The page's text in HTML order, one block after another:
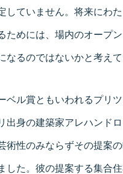
していません。将来にわ
ためには、場内のオープ
なるのではないかと考えて
ベル賞ともいわれるプリ
出身の建築家アレハンドロ
術性のみならずその提案
した。彼の提案する集合